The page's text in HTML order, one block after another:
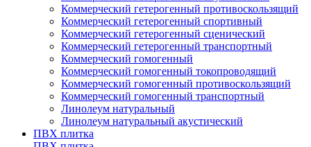
Коммерческий гетерогенный противоскользящий
Коммерческий гетерогенный спортивный
Коммерческий гетерогенный сценический
Коммерческий гетерогенный транспортный
Коммерческий гомогенный
Коммерческий гомогенный токопроводящий
Коммерческий гомогенный противоскользящий
Коммерческий гомогенный транспортный
Линолеум натуральный
Линолеум натуральный акустический
ПВХ плитка